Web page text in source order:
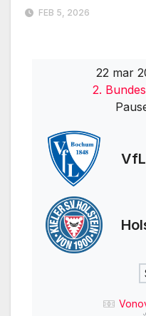
FEB 5, 2026
22 mar
2.